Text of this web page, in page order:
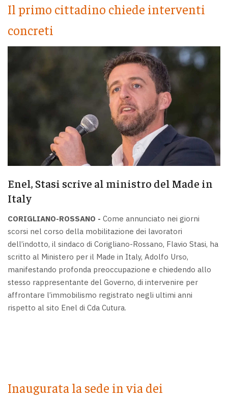
Il primo cittadino chiede interventi
concreti
Enel, Stasi scrive al ministro del Made in
Italy
CORIGLIANO-ROSSANO - Come annunciato nei giorni
scorsi nel corso della mobilitazione dei lavoratori
dell’indotto, il sindaco di Corigliano-Rossano, Flavio Stasi, ha
scritto al Ministero per il Made in Italy, Adolfo Urso,
manifestando profonda preoccupazione e chiedendo allo
stesso rappresentante del Governo, di intervenire per
affrontare l’immobilismo registrato negli ultimi anni
rispetto al sito Enel di Cda Cutura.
Inaugurata la sede in via dei